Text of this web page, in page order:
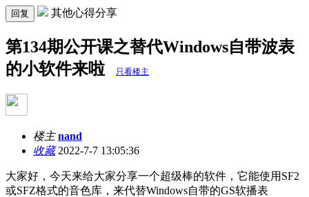
回复 其他心得分享
第134期公开课之替代Windows自带波表
的小软件来啦
只看楼主
楼主 nand
收藏2022-7-7 13:05:36
大家好，今天来给大家分享一个超级棒的软件，它能使用SF2
或SFZ格式的音色库，来代替Windows自带的GS软播表